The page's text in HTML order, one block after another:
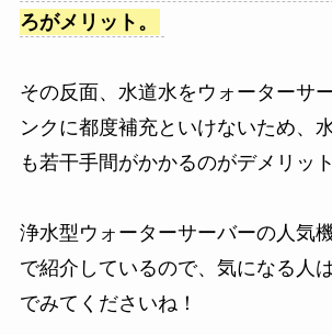
ろがメリット。
その反面、水道水をウォーターサ
ンクに都度補充といけないため、
も若干手間がかかるのがデメリット
浄水型ウォーターサーバーの人気
で紹介しているので、気になる人
でみてくださいね！